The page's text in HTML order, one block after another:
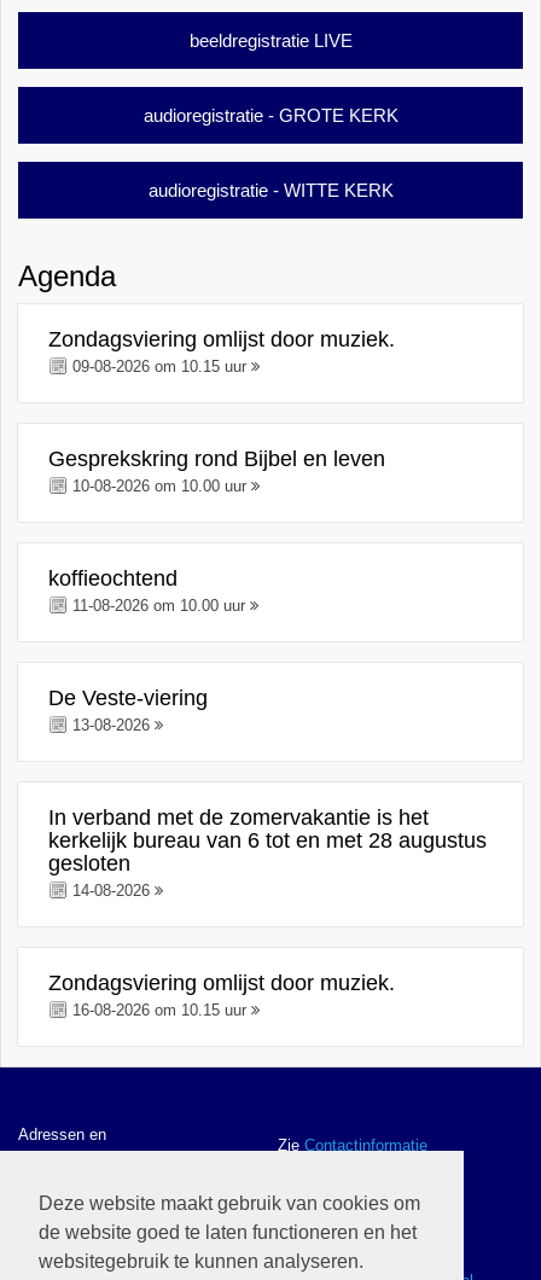
Deze website maakt gebruik van cookies om
de website goed te laten functioneren en het
websitegebruik te kunnen analyseren.
beeldregistratie LIVE
audioregistratie - GROTE KERK
audioregistratie - WITTE KERK
Agenda
Zondagsviering omlijst door muziek.
09-08-2026 om 10.15 uur
Gesprekskring rond Bijbel en leven
10-08-2026 om 10.00 uur
koffieochtend
11-08-2026 om 10.00 uur
De Veste-viering
13-08-2026
In verband met de zomervakantie is het
kerkelijk bureau van 6 tot en met 28 augustus
gesloten
14-08-2026
Zondagsviering omlijst door muziek.
16-08-2026 om 10.15 uur
Adressen en
contactgegevens
Zie Contactinformatie
ANBI gegevens en
ZieANBI